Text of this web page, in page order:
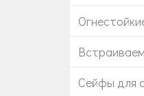
Сейфы для